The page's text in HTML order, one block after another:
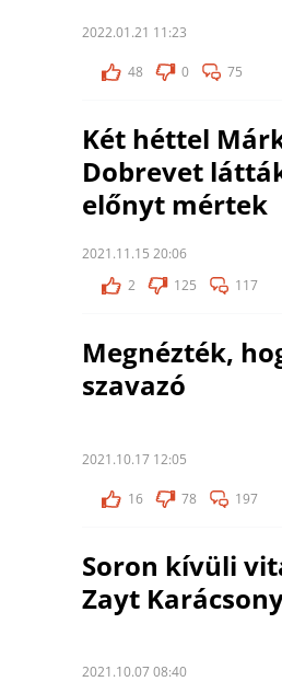
2022.01.21 11:23
48 0 75
Két héttel
Dobrevet
előnyt mértek
2021.11.15 20:06
2
125 117
Megnézték,
szavazó
2021.10.17 12:05
16 78 197
Soron kívüli
Zayt
2021.10.07 08:40